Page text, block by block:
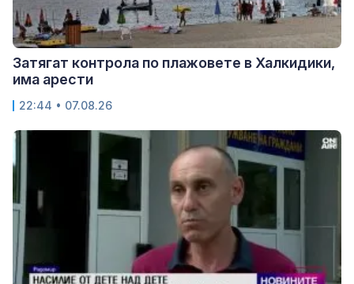
Затягат контрола по плажовете в Халкидики,
има арести
22:44 • 07.08.26